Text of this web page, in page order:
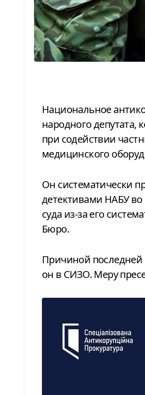
Национальное антикоррупциюнное бюро задержало действующего
народного
при содействии
медицинского
Он систематически пропускал судебные заседания и был задержан
детективами НАБУ
суда из-за его
Бюро.
Причиной последней
он в СИЗО. Меру